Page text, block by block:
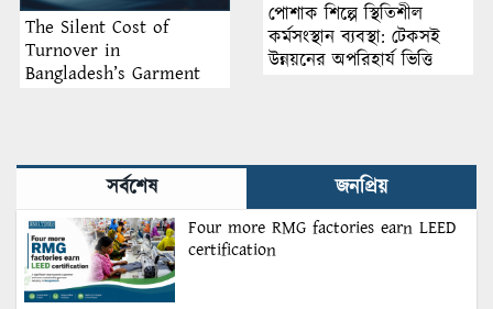
The Silent Cost of
Turnover in
Bangladesh’s Garment
পোশাক শিল্পে স্থিতিশীল
কর্মসংস্থান ব্যবস্থা: টেকসই
উন্নয়নের অপরিহার্য ভিত্তি
সর্বশেষ জনপ্রিয়
Four more RMG factories earn LEED
certification